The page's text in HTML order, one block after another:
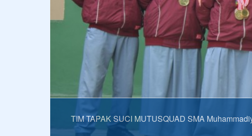
TIM TAPAK SUCI MUTUSQUAD SMA